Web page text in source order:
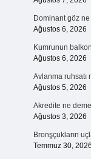
Dominant göz
Ağustos 6, 2026
Kumrunun
Ağustos 6, 2026
Avlanma ruhsatı
Ağustos 5, 2026
Akredite ne
Ağustos 3, 2026
Bronşçukların
Temmuz 30, 2026